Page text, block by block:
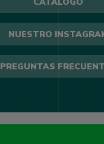
NUESTRO
PREGUNTAS